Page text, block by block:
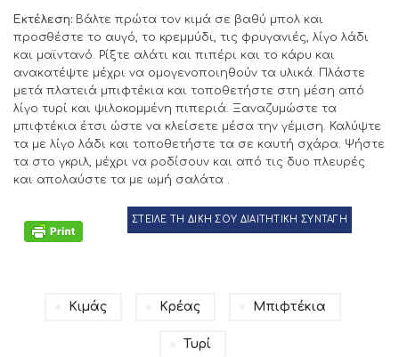
Εκτέλεση: Βάλτε πρώτα τον κιμά σε βαθύ μπολ και
προσθέστε το αυγό, το κρεμμύδι, τις φρυγανιές, λίγο λάδι
και μαϊντανό. Ρίξτε αλάτι και πιπέρι και το κάρυ και
ανακατέψτε μέχρι να ομογενοποιηθούν τα υλικά. Πλάστε
μετά πλατειά μπιφτέκια και τοποθετήστε στη μέση από
λίγο τυρί και ψιλοκομμένη πιπεριά. Ξαναζυμώστε τα
μπιφτέκια έτσι ώστε να κλείσετε μέσα την γέμιση. Καλύψτε
τα με λίγο λάδι και τοποθετήστε τα σε καυτή σχάρα. Ψήστε
τα στο γκριλ, μέχρι να ροδίσουν και από τις δυο πλευρές
και απολαύστε τα με ωμή σαλάτα .
ΣΤΕΙΛΕ ΤΗ ΔΙΚΗ ΣΟΥ ΔΙΑΙΤΗΤΙΚΗ ΣΥΝΤΑΓΗ
Κιμάς Κρέας Μπιφτέκια
Τυρί